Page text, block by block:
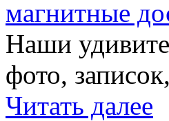
магнитные
Наши
фото,
Читать далее